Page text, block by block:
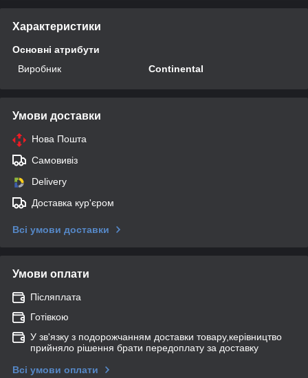
Характеристики
Основні атрибути
Виробник
Continental
Умови доставки
Нова Пошта
Самовивіз
Delivery
Доставка кур'єром
Всі умови доставки
Умови оплати
Післяплата
Готівкою
У зв'язку з подорожчанням доставки товару,керівництво
прийняло рішення брати передоплату за доставку
Всі умови оплати